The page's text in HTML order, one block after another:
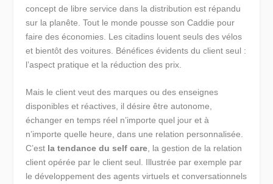
concept de libre service dans la distribution est répandu
sur la planête. Tout le monde pousse son Caddie pour
faire des économies. Les citadins louent seuls des vélos
et bientôt des voitures. Bénéfices évidents du client seul :
l’aspect pratique et la réduction des prix.
Mais le client veut des marques ou des enseignes
disponibles et réactives, il désire être autonome,
échanger en temps réel n’importe quel jour et à
n’importe quelle heure, dans une relation personnalisée.
C’est la tendance du self care , la gestion de la relation
client opérée par le client seul. Illustrée par exemple par
le développement des agents virtuels et conversationnels